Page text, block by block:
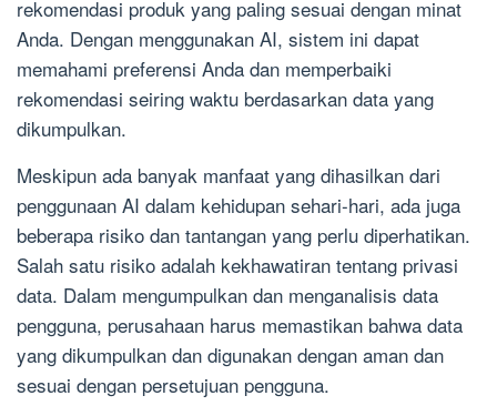
rekomendasi produk yang paling sesuai dengan minat
Anda. Dengan menggunakan AI, sistem ini dapat
memahami preferensi Anda dan memperbaiki
rekomendasi seiring waktu berdasarkan data yang
dikumpulkan.
Meskipun ada banyak manfaat yang dihasilkan dari
penggunaan AI dalam kehidupan sehari-hari, ada juga
beberapa risiko dan tantangan yang perlu diperhatikan.
Salah satu risiko adalah kekhawatiran tentang privasi
data. Dalam mengumpulkan dan menganalisis data
pengguna, perusahaan harus memastikan bahwa data
yang dikumpulkan dan digunakan dengan aman dan
sesuai dengan persetujuan pengguna.